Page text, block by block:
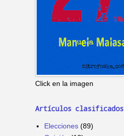
Click en la imagen
Artículos clasificados
Elecciones (89)